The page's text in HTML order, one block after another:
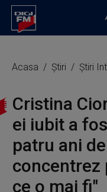
Acasa Știri Știri
Cristina
ei iubit a
patru ani
concentrez
ce o mai fi"